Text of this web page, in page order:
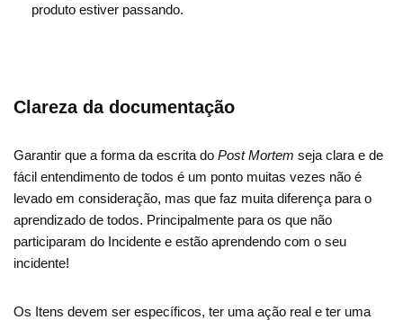
produto estiver passando.
Clareza da documentação
Garantir que a forma da escrita do Post Mortem seja clara e de
fácil entendimento de todos é um ponto muitas vezes não é
levado em consideração, mas que faz muita diferença para o
aprendizado de todos. Principalmente para os que não
participaram do Incidente e estão aprendendo com o seu
incidente!
Os Itens devem ser específicos, ter uma ação real e ter uma